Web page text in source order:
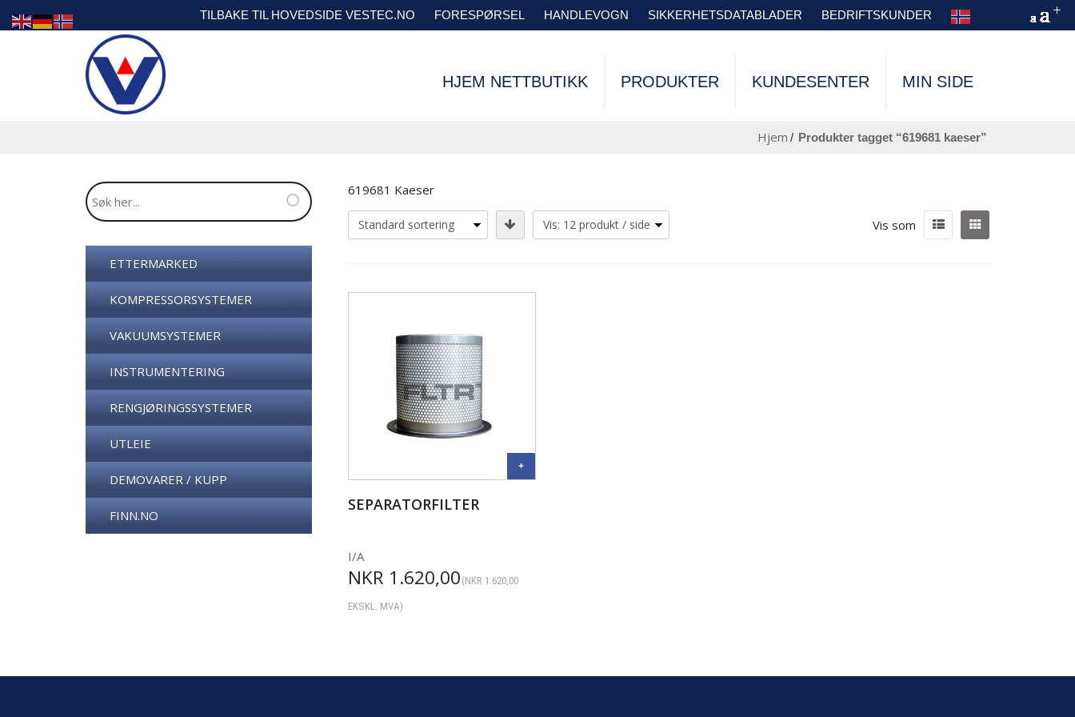
TILBAKE TIL HOVEDSIDE VESTEC.NO FORESPØRSEL HANDLEVOGN SIKKERHETSDATABLADER BEDRIFTSKUNDER
HJEM NETTBUTIKK PRODUKTER KUNDESENTER MIN SIDE
Hjem / produkter tagget “619681 kaeser”
ETTERMARKED
KOMPRESSORSYSTEMER
VAKUUMSYSTEMER
INSTRUMENTERING
RENGJØRINGSSYSTEMER
UTLEIE
DEMOVARER / KUPP
FINN.NO
619681 Kaeser
Vis som
SEPARATORFILTER
I/A
NKR 1.620,00 (NKR 1.620,00
EKSKL. MVA)